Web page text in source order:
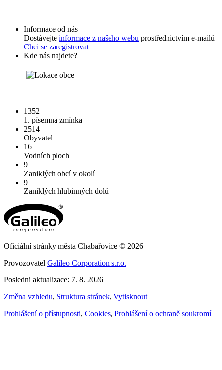
Informace od nás
Dostávejte informace z našeho webu prostřednictvím e-mailů
Chci se zaregistrovat
Kde nás najdete?
1352
1. písemná zmínka
2514
Obyvatel
16
Vodních ploch
9
Zaniklých obcí v okolí
9
Zaniklých hlubinných dolů
Oficiální stránky města Chabařovice © 2026
Provozovatel Galileo Corporation s.r.o.
Poslední aktualizace: 7. 8. 2026
Změna vzhledu, Struktura stránek, Vytisknout
Prohlášení o přístupnosti, Cookies, Prohlášení o ochraně soukromí